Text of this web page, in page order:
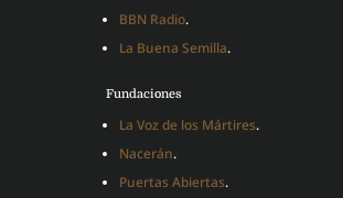
BBN Radio.
La Buena Semilla.
Fundaciones
La Voz de los Mártires.
Nacerán.
Puertas Abiertas.